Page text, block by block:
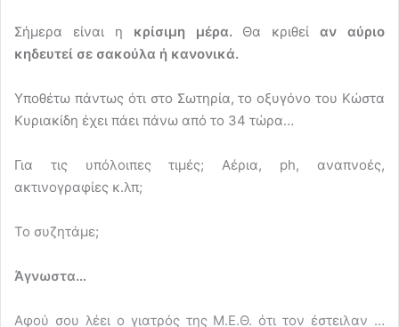
Σήμερα είναι η κρίσιμη μέρα. Θα κριθείαν αύριο
κηδευτεί σε σακούλα ή κανονικά.
Υποθέτω πάντως ότι στο Σωτηρία, το οξυγόνο του Κώστα
Κυριακίδη έχει πάει πάνω από το 34 τώρα…
Για τις υπόλοιπες τιμές; Αέρια, ph, αναπνοές,
ακτινογραφίες κ.λπ;
Το συζητάμε;
Άγνωστα…
Αφού σου λέει ο γιατρός της Μ.Ε.Θ. ότι τον έστειλαν …